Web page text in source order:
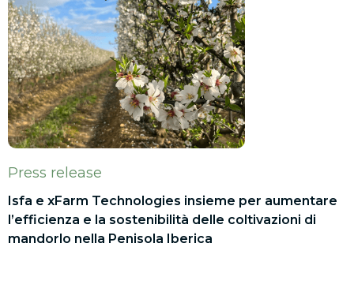
Press release
Isfa e xFarm Technologies insieme per aumentare
l’efficienza e la sostenibilità delle coltivazioni di
mandorlo nella Penisola Iberica